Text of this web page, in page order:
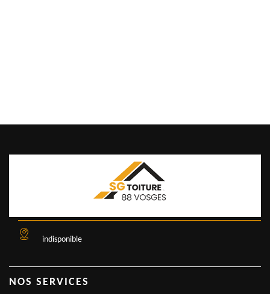
indisponible
NOS SERVICES